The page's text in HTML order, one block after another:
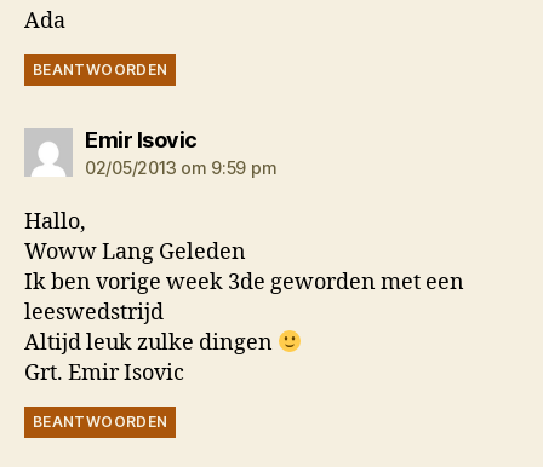
Ada
BEANTWOORDEN
Emir Isoviczegt:
02/05/2013 om 9:59 pm
Hallo,
Woww Lang Geleden
Ik ben vorige week 3de geworden met een
leeswedstrijd
Altijd leuk zulke dingen
Grt. Emir Isovic
BEANTWOORDEN